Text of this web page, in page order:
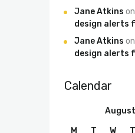
Jane Atkins on
design alerts
Jane Atkins on
design alerts
Calendar
M T W T